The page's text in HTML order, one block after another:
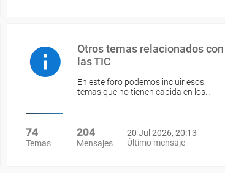
Otros temas relacionados con
las TIC
En este foro podemos incluir esos
temas que no tienen cabida en los…
74
Temas
204
Mensajes
20 Jul 2026, 20:13
Último mensaje